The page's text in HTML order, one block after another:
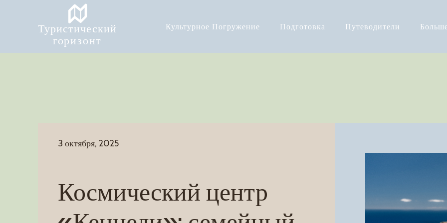
Туристический
горизонт
Культурное Погружение Подготовка Путеводители
Космический центр
3 октября, 2025